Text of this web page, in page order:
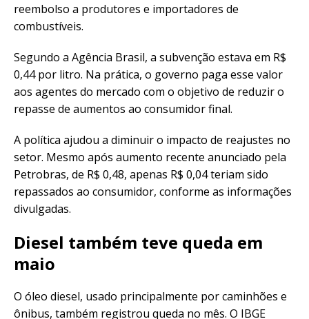
reembolso a produtores e importadores de
combustíveis.
Segundo a Agência Brasil, a subvenção estava em R$
0,44 por litro. Na prática, o governo paga esse valor
aos agentes do mercado com o objetivo de reduzir o
repasse de aumentos ao consumidor final.
A política ajudou a diminuir o impacto de reajustes no
setor. Mesmo após aumento recente anunciado pela
Petrobras, de R$ 0,48, apenas R$ 0,04 teriam sido
repassados ao consumidor, conforme as informações
divulgadas.
Diesel também teve queda em
maio
O óleo diesel, usado principalmente por caminhões e
ônibus, também registrou queda no mês. O IBGE